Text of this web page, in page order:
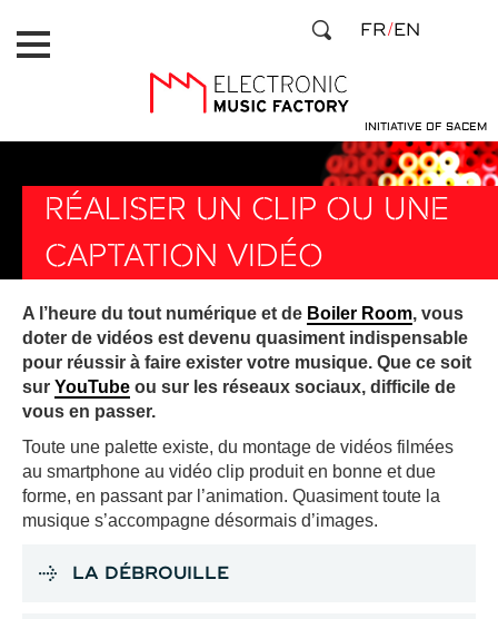
au
contenu
INITIATIVE OF SACEM
FR EN
RÉALISER UN CLIP OU UNE
CAPTATION VIDÉO
A l’heure du tout numérique et de Boiler Room, vous
doter de vidéos est devenu quasiment indispensable
pour réussir à faire exister votre musique. Que ce soit
sur YouTube ou sur les réseaux sociaux, difficile de
vous en passer.
Toute une palette existe, du montage de vidéos filmées
au smartphone au vidéo clip produit en bonne et due
forme, en passant par l’animation. Quasiment toute la
musique s’accompagne désormais d’images.
LA DÉBROUILLE